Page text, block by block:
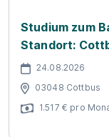
Studium zum
Standort:
24.08.2026
03048 Cottbus
1.517 € pro